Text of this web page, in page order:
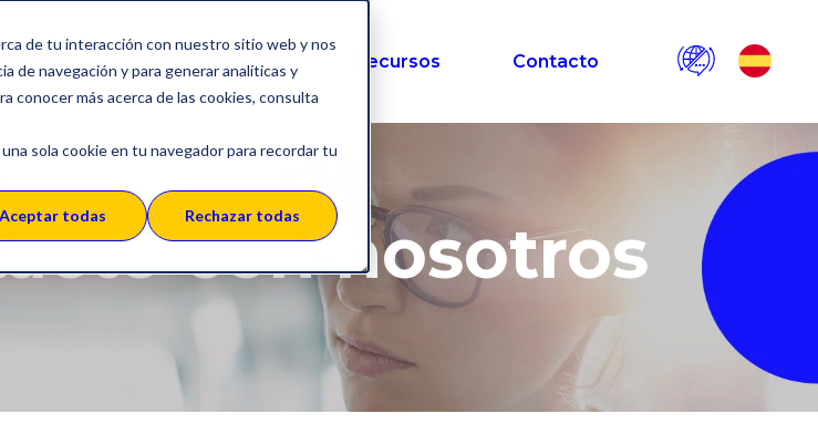
de tu interacción con nuestro sitio web y nos
de navegación y para generar analíticas y
conocer más acerca de las cookies, consulta
sola cookie en tu navegador para recordar tu
Aceptar todas Rechazar todas
SERES Casos de Éxito Recursos Contacto
con nosotros